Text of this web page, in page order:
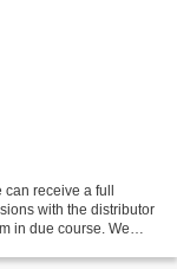
can receive a full
with the distributor
in due course. We